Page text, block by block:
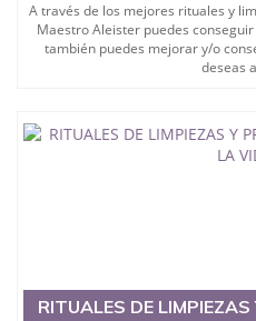
A través de los mejores rituales y
Maestro Aleister puedes
también puedes mejorar y/o
deseas
RITUALES DE